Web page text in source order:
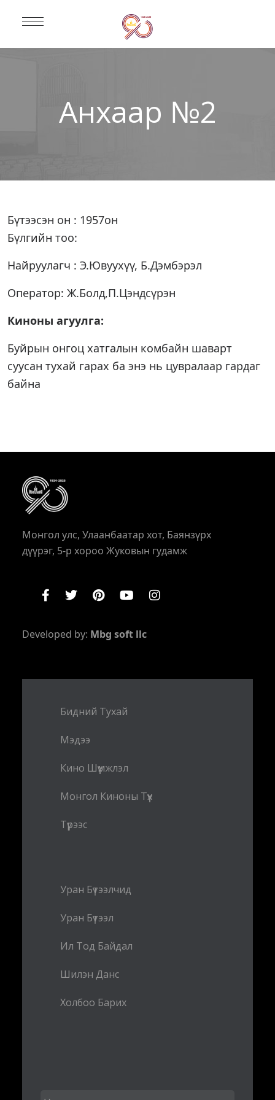
Анхаар №2
Бүтээсэн он : 1957он
Бүлгийн тоо:
Найруулагч : Э.Ювуухүү, Б.Дэмбэрэл
Оператор: Ж.Болд,П.Цэндсүрэн
Киноны агуулга:
Буйрын онгоц хатгалын комбайн шаварт
суусан тухай гарах ба энэ нь цувралаар гардаг
байна
Монгол улс, Улаанбаатар хот, Баянзүрх
дүүрэг, 5-р хороо Жуковын гудамж
Developed by: Mbg soft llc
Бидний Тухай
Мэдээ
Кино Шүүмжлэл
Монгол Киноны Түүх
Түрээс
Уран Бүтээлчид
Уран Бүтээл
Ил Тод Байдал
Шилэн Данс
Холбоо Барих